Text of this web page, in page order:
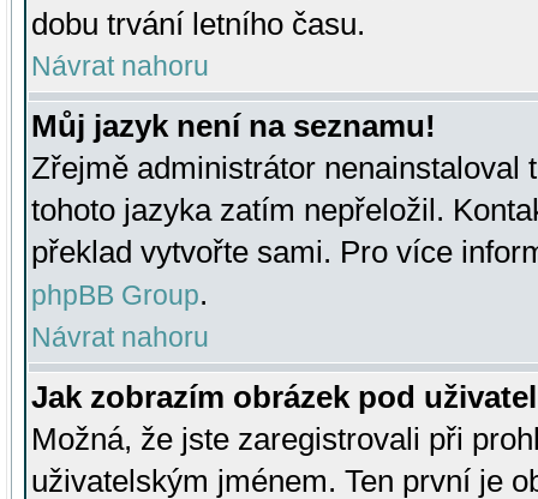
dobu trvání letního času.
Návrat nahoru
Můj jazyk není na seznamu!
Zřejmě administrátor nenainstaloval
tohoto jazyka zatím nepřeložil.
překlad vytvořte sami. Pro více
phpBB Group.
Návrat nahoru
Jak zobrazím obrázek pod
Možná, že jste zaregistrovali při
uživatelským jménem. Ten první je